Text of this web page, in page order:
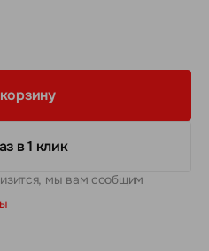
в 1 клик
мы вам сообщим